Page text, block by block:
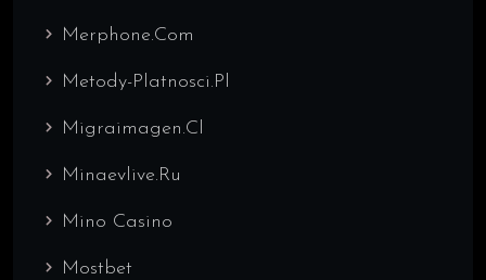
Merphone.com
Metody-Platnosci.pl
Migraimagen.cl
Minaevlive.ru
Mino Casino
Mostbet